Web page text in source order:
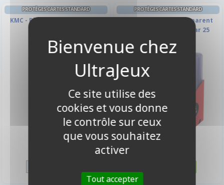
PROTÈGES CARTES STANDARD
KMC - Blue Hyper Mat (Bleu &
PROTÈGES CARTES STANDARD
Toploader 3x4" Transparent
Regular Ultra Clear Par 25
Ce site utilise des
cookies et vous donne
le contrôle sur ceux
que vous souhaitez
activer
Tout accepter